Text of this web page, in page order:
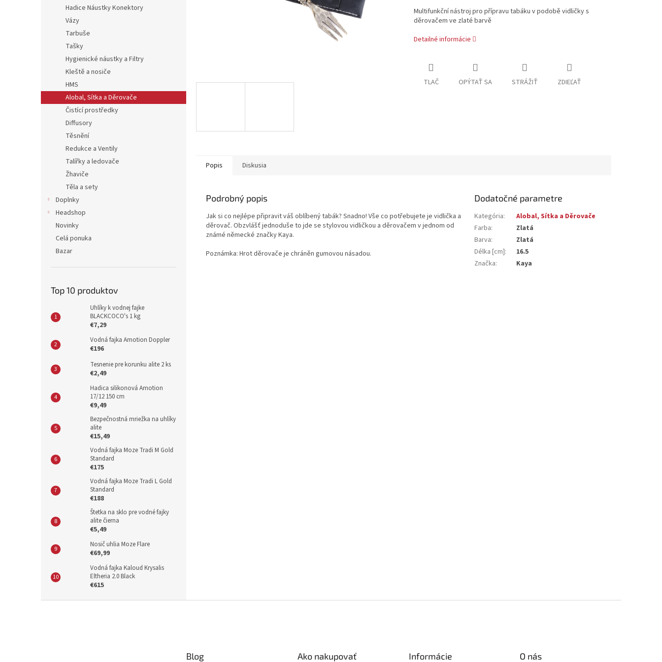
Hadice Náustky Konektory
Vázy
Tarbuše
Tašky
Hygienické náustky a Filtry
Kleště a nosiče
HMS
Alobal, Sítka a Děrovače
Čistící prostředky
Diffusory
Těsnění
Redukce a Ventily
Talířky a ledovače
Žhaviče
Těla a sety
Doplnky
Headshop
Novinky
Celá ponuka
Bazar
Top 10 produktov
Uhlíky k vodnej fajke
BLACKCOCO's 1 kg
€7,29
Vodná fajka Amotion Doppler
€196
Tesnenie pre korunku alite 2 ks
€2,49
Hadica silikonová Amotion
17/12 150 cm
€9,49
Bezpečnostná mriežka na uhlíky
alite
€15,49
Vodná fajka Moze Tradi M Gold
Standard
€175
Vodná fajka Moze Tradi L Gold
Standard
€188
Štetka na sklo pre vodné fajky
alite čierna
€5,49
Nosič uhlia Moze Flare
€69,99
Vodná fajka Kaloud Krysalis
Eltheria 2.0 Black
€615
Multifunkční nástroj pro přípravu tabáku v podobě vidličky s
děrovačem ve zlaté barvě
Detailné informácie
TLAČ OPÝTAŤ SA STRÁŽIŤ ZDIEĽAŤ
Popis Diskusia
Podrobný popis
Jak si co nejlépe připravit váš oblíbený tabák? Snadno! Vše co potřebujete je vidlička a
děrovač. Obzvlášť jednoduše to jde se stylovou vidličkou a děrovačem v jednom od
známé německé značky Kaya.
Poznámka: Hrot děrovače je chráněn gumovou násadou.
Dodatočné parametre
Kategória:
Alobal, Sítka a Děrovače
Farba:
Zlatá
Barva:
Zlatá
Délka [cm]:
16.5
Značka: Kaya
Blog Ako nakupovať Informácie O nás